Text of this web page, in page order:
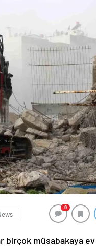
0
birçok müsabakaya